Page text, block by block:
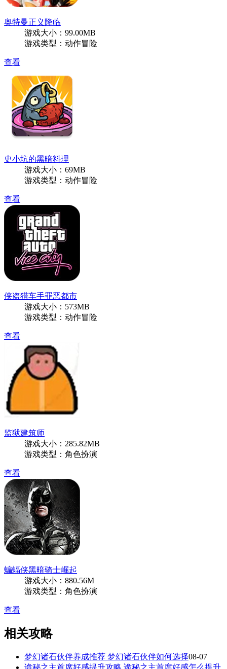
奥特曼正义降临
游戏大小：99.00MB
游戏类型：动作冒险
查看
史小坑的黑暗料理
游戏大小：69MB
游戏类型：动作冒险
查看
侠盗猎车手罪恶都市
游戏大小：573MB
游戏类型：动作冒险
查看
监狱建筑师
游戏大小：285.82MB
游戏类型：角色扮演
查看
蝙蝠侠黑暗骑士崛起
游戏大小：880.56M
游戏类型：角色扮演
查看
相关攻略
梦幻诸石伙伴养成推荐 梦幻诸石伙伴如何选择08-07